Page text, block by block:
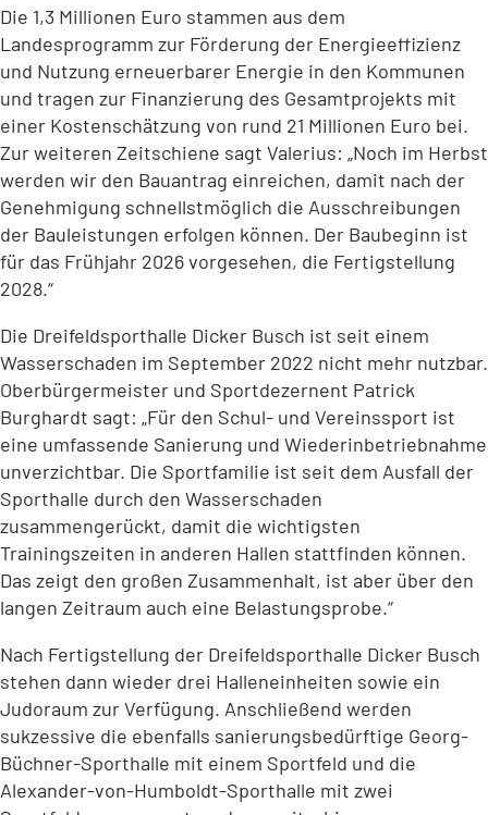
Die 1,3 Millionen Euro stammen aus dem
Landesprogramm zur Förderung der Energieeffizienz
und Nutzung erneuerbarer Energie in den Kommunen
und tragen zur Finanzierung des Gesamtprojekts mit
einer Kostenschätzung von rund 21 Millionen Euro bei.
Zur weiteren Zeitschiene sagt Valerius: „Noch im Herbst
werden wir den Bauantrag einreichen, damit nach der
Genehmigung schnellstmöglich die Ausschreibungen
der Bauleistungen erfolgen können. Der Baubeginn ist
für das Frühjahr 2026 vorgesehen, die Fertigstellung
2028.“
Die Dreifeldsporthalle Dicker Busch ist seit einem
Wasserschaden im September 2022 nicht mehr nutzbar.
Oberbürgermeister und Sportdezernent Patrick
Burghardt sagt: „Für den Schul- und Vereinssport ist
eine umfassende Sanierung und Wiederinbetriebnahme
unverzichtbar. Die Sportfamilie ist seit dem Ausfall der
Sporthalle durch den Wasserschaden
zusammengerückt, damit die wichtigsten
Trainingszeiten in anderen Hallen stattfinden können.
Das zeigt den großen Zusammenhalt, ist aber über den
langen Zeitraum auch eine Belastungsprobe.“
Nach Fertigstellung der Dreifeldsporthalle Dicker Busch
stehen dann wieder drei Halleneinheiten sowie ein
Judoraum zur Verfügung. Anschließend werden
sukzessive die ebenfalls sanierungsbedürftige Georg-
Büchner-Sporthalle mit einem Sportfeld und die
Alexander-von-Humboldt-Sporthalle mit zwei